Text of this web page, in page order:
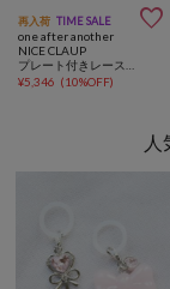
再入荷 TIME SALE 
one after another
NICE CLAUP
¥5,346 (10%OFF)